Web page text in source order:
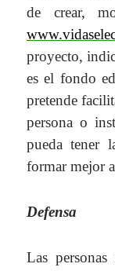
de crear,
proyecto,
es el fondo
pretende
persona o
pueda tener
formar mejor
Defensa
Las